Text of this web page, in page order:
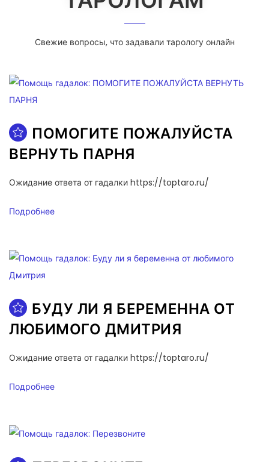
Свежие вопросы, что задавали тарологу онлайн
ПОМОГИТЕ ПОЖАЛУЙСТА
ВЕРНУТЬ ПАРНЯ
Ожидание ответа от гадалки https://toptaro.ru/
Подробнее
БУДУ ЛИ Я БЕРЕМЕННА ОТ
ЛЮБИМОГО ДМИТРИЯ
Ожидание ответа от гадалки https://toptaro.ru/
Подробнее